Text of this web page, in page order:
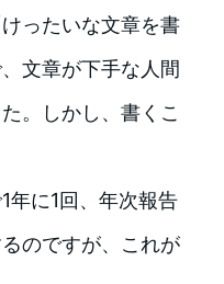
ったいな文章を書
文章が下手な人間
。しかし、書くこ
年に1回、年次報告
のですが、これが